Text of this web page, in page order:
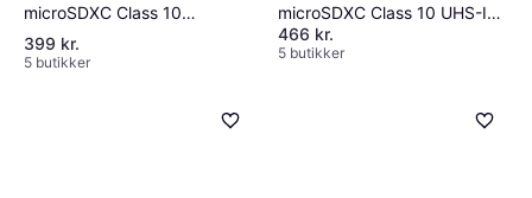
microSDXC Class 10
UHS-I U1 A1 100MB/s
256GB
399 kr.
5 butikker
microSDXC Class 10 UHS-I
U3 V30 A2 256GB
466 kr.
5 butikker